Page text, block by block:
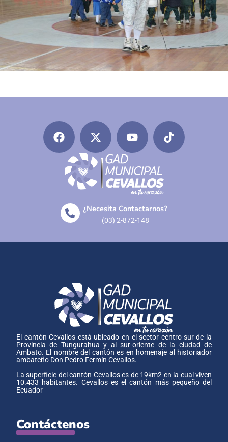
¿Necesita Contactarnos?
(03) 2-872-148
El cantón Cevallos está ubicado en el sector centro-sur de la
Provincia de Tungurahua y al sur-oriente de la ciudad de
Ambato. El nombre del cantón es en homenaje al historiador
ambateño Don Pedro Fermín Cevallos.
La superficie del cantón Cevallos es de 19km2 en la cual viven
10.433 habitantes. Cevallos es el cantón más pequeño del
Ecuador
Contáctenos